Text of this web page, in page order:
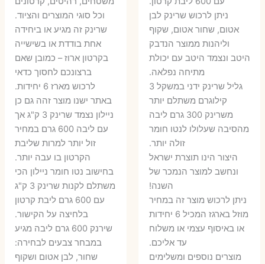
35 ₪.
ניתן לרכוש שרינק לבן
אטום, שחור אטום, שקוף
וליהנות ממוצר הנדבק
היטב ונצמד היטב עם יכולת
מתיחה נפלאה.
גליל שרינק ידני במשקל 3
קילוגרם משתלם יותר
משרינק 300 גרם ליבה
מהסיבה שעלולו לנטו חומר
זולה יותר.
היצור הינו תוצרת ישראל
ונחשב למוצר הנמכר של
השנה!
ניתן לרכוש מוצר זה במחיר
מוזל בארגז המכיל 6 יחידות
או באיסוף עצמי או משלוח
עד אליכם.
מוצרים נוספים ומשלימים
55 ₪.
₪.וכל סוגי המוצרים והציוד.
שרינק זה מגיע או ביחידה
אחת בודדת או בשישייה
בקרטון ארוז – כמובן שאם
ברצונכם לחסוך כדאי
לרכוש מארז 6 יחידות.
באתר ישנו מוצר זהה גם כן
ניילון נצמד שרינק 3 ק"ג אך
עם ליבה 600 גרם במחיר
זול יותר למרות שליבת
הקרטון בו עבה יותר.
בחישוב נטו חומר ניילון הכי
משתלם לקנות שרינק 3 ק"ג
עם 600 גרם ליבת קרטון
בלחיצה על הקישור.
שירנק 600 גרם ליבה מגיע
במבחר צבעים לבחירה:
שחור, לבן אטום ושקוף